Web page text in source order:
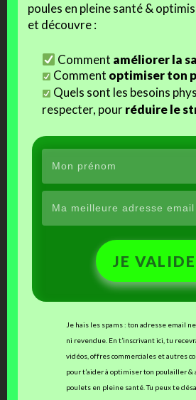
oooo
Bahia vous souhaite une belle
poules en pleine santé &
et découvre :
Comment améliorer la
Comment optimiser ton
Quels sont les besoins
respecter, pourréduire le
JE
Je hais les spams : ton adresse email
ni revendue. En t’inscrivant ici, tu
vidéos, offres commerciales et autres
pour t’aider à optimiser ton poulailler &
poulets en pleine santé. Tu peux te